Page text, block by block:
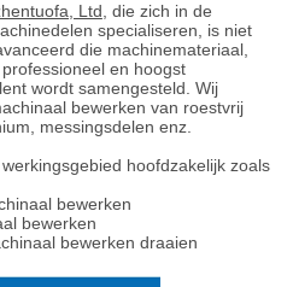
Ltd, die zich in de
specialiseren, is niet
die machinemateriaal,
en hoogst
wordt samengesteld. Wij
bewerken van roestvrij
messingsdelen enz.
hoofdzakelijk zoals
bewerken
bewerken
bewerken draaien